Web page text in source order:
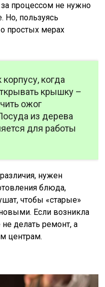
процессом не нужно
Но, пользуясь
простых мерах
когда
крышку –
ожог
из дерева
для работы
нужен
блюда,
чтобы «старые»
Если возникла
делать ремонт, а
центрам.